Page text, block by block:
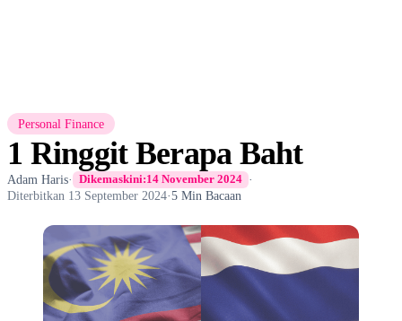
Personal Finance
1 Ringgit Berapa Baht
Adam Haris· Dikemaskini:14 November 2024 ·
Diterbitkan 13 September 2024·5 Min Bacaan